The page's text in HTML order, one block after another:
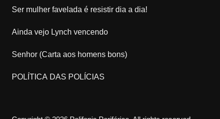
Ser mulher favelada é resistir dia a dia!
Ainda vejo Lynch vencendo
Senhor (Carta aos homens bons)
POLÍTICA DAS POLÍCIAS